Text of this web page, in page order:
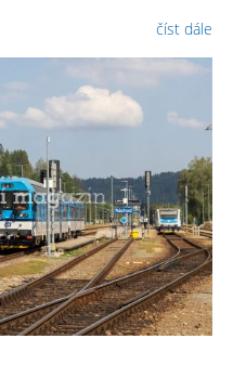
číst dále